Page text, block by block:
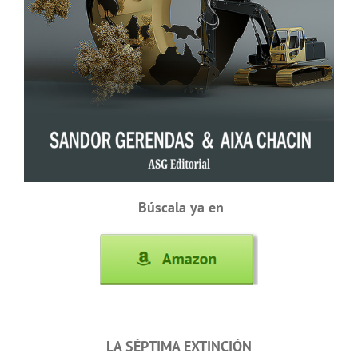
Búscala ya en
LA SÉPTIMA EXTINCIÓN